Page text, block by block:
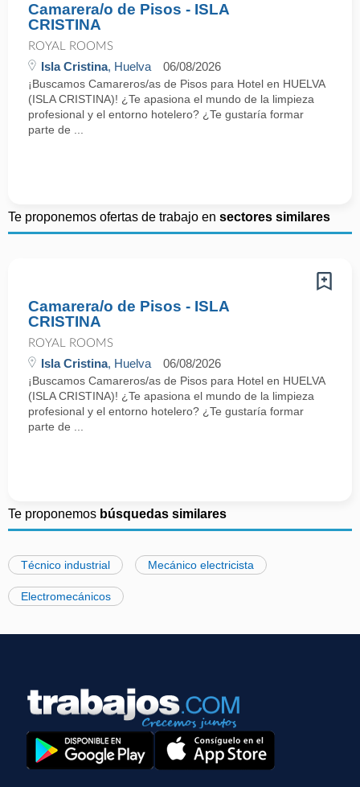
Camarera/o de Pisos - ISLA
CRISTINA
ROYAL ROOMS
Isla Cristina, Huelva 06/08/2026
¡Buscamos Camareros/as de Pisos para Hotel en HUELVA
(ISLA CRISTINA)! ¿Te apasiona el mundo de la limpieza
profesional y el entorno hotelero? ¿Te gustaría formar
parte de ...
Te proponemos ofertas de trabajo en sectores similares
Camarera/o de Pisos - ISLA
CRISTINA
ROYAL ROOMS
Isla Cristina, Huelva 06/08/2026
¡Buscamos Camareros/as de Pisos para Hotel en HUELVA
(ISLA CRISTINA)! ¿Te apasiona el mundo de la limpieza
profesional y el entorno hotelero? ¿Te gustaría formar
parte de ...
Te proponemos búsquedas similares
Técnico industrial Mecánico electricista
Electromecánicos